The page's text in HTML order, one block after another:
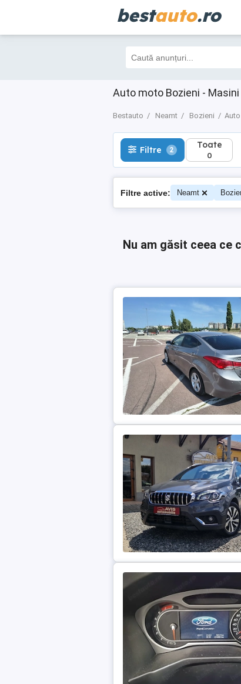
bestauto.ro
Auto moto Bozieni -
Bestauto Neamt Bozieni
Filtre 2 Toate
0
Filtre 2 Toate
0
Filtre active: Neamt
Nu am găsit ceea ce